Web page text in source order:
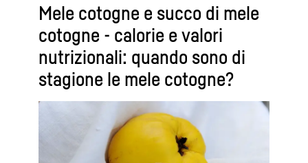
Mele cotogne e succo di mele
cotogne - calorie e valori
nutrizionali: quando sono di
stagione le mele cotogne?